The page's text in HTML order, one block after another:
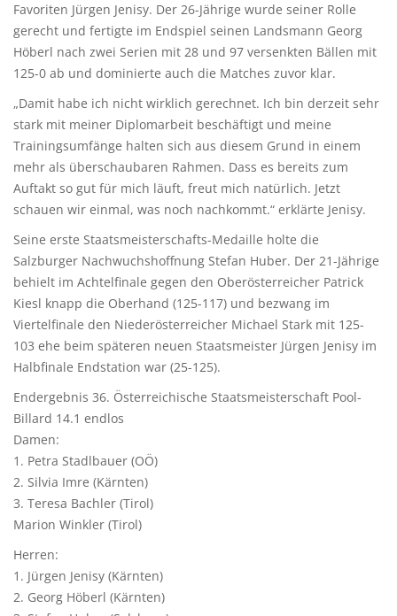
Favoriten Jürgen Jenisy. Der 26-Jährige wurde seiner Rolle
gerecht und fertigte im Endspiel seinen Landsmann Georg
Höberl nach zwei Serien mit 28 und 97 versenkten Bällen mit
125-0 ab und dominierte auch die Matches zuvor klar.
„Damit habe ich nicht wirklich gerechnet. Ich bin derzeit sehr
stark mit meiner Diplomarbeit beschäftigt und meine
Trainingsumfänge halten sich aus diesem Grund in einem
mehr als überschaubaren Rahmen. Dass es bereits zum
Auftakt so gut für mich läuft, freut mich natürlich. Jetzt
schauen wir einmal, was noch nachkommt.“ erklärte Jenisy.
Seine erste Staatsmeisterschafts-Medaille holte die
Salzburger Nachwuchshoffnung Stefan Huber. Der 21-Jährige
behielt im Achtelfinale gegen den Oberösterreicher Patrick
Kiesl knapp die Oberhand (125-117) und bezwang im
Viertelfinale den Niederösterreicher Michael Stark mit 125-
103 ehe beim späteren neuen Staatsmeister Jürgen Jenisy im
Halbfinale Endstation war (25-125).
Endergebnis 36. Österreichische Staatsmeisterschaft Pool-
Billard 14.1 endlos
Damen:
1. Petra Stadlbauer (OÖ)
2. Silvia Imre (Kärnten)
3. Teresa Bachler (Tirol)
Marion Winkler (Tirol)
Herren:
1. Jürgen Jenisy (Kärnten)
2. Georg Höberl (Kärnten)